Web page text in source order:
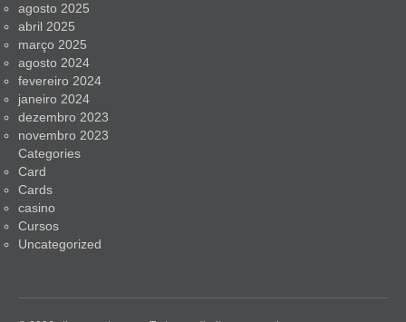
agosto 2025
abril 2025
março 2025
agosto 2024
fevereiro 2024
janeiro 2024
dezembro 2023
novembro 2023
Categories
Card
Cards
casino
Cursos
Uncategorized